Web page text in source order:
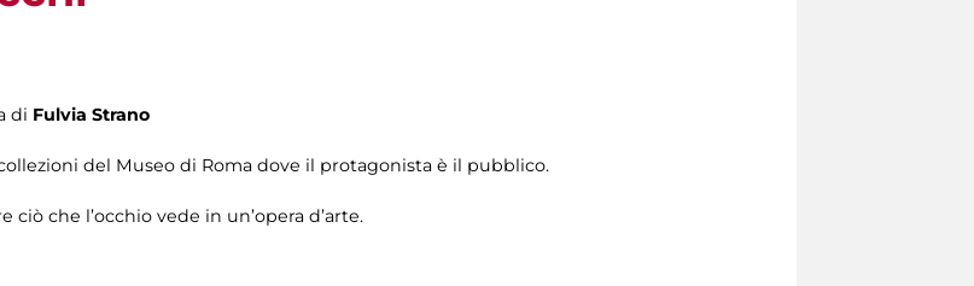
di Fulvia Strano
del Museo di Roma dove il protagonista è il pubblico.
che l’occhio vede in un’opera d’arte.